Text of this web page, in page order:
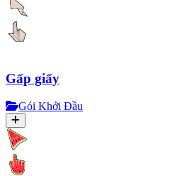
Gấp giấy
Gói Khởi Đầu